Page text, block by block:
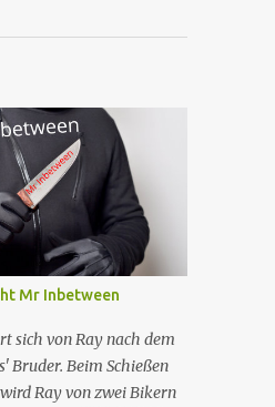
Mr Inbetween
sich von Ray nach dem
Bruder. Beim Schießen
Ray von zwei Bikern